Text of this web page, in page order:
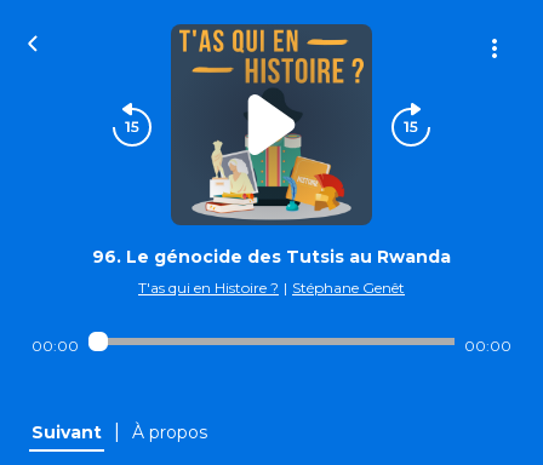
96. Le génocide des Tutsis au Rwanda
T'as qui en Histoire ? | Stéphane Genêt
00:00 00:00
Suivant À propos